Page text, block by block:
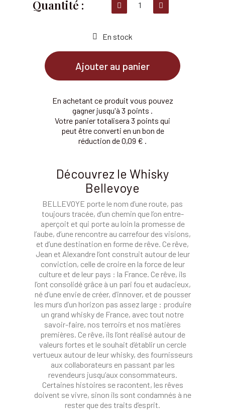
En stock
Ajouter au panier
En achetant ce produit vous pouvez
gagner jusqu'à 3 points .
Votre panier totalisera 3 points qui
peut être converti en un bon de
réduction de 0,09 € .
Découvrez le Whisky
Bellevoye
BELLEVOYE porte le nom d’une route, pas
toujours tracée, d’un chemin que l’on entre-
aperçoit et qui porte au loin la promesse de
l’aube, d’une rencontre au carrefour des visions,
et d’une destination en forme de rêve. Ce rêve,
Jean et Alexandre l’ont construit autour de leur
conviction, celle de croire en la force de leur
culture et de leur pays : la France. Ce rêve, ils
l’ont consolidé grâce à un pari fou et audacieux,
né d’une envie de créer, d’innover, et de pousser
les murs d’un horizon pas assez large : produire
un grand whisky de France, avec tout notre
savoir-faire, nos terroirs et nos matières
premières. Ce rêve, ils l’ont réalisé autour de
valeurs fortes et le souhait d’établir un cercle
vertueux autour de leur whisky, des fournisseurs
aux collaborateurs en passant par les
revendeurs jusqu’aux consommateurs.
Certaines histoires se racontent, les rêves
doivent se vivre, sinon ils sont condamnés à ne
rester que des traits d’esprit.